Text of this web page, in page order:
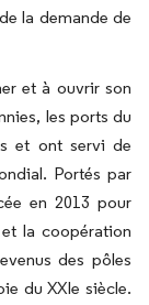
la demande de
et à ouvrir son
les ports du
et ont servi de
Portés par
en 2013 pour
la coopération
des pôles
du XXIe siècle.